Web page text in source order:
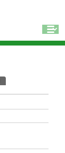
(aktiver Reiter)